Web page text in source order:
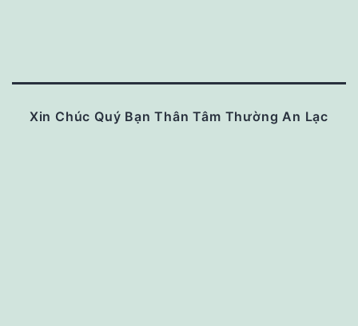
Xin Chúc Quý Bạn Thân Tâm Thường An Lạc